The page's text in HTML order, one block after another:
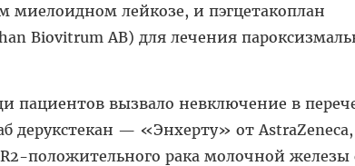
миелоидном лейкозе, и пэгцетакоплан
Biovitrum АВ) для лечения
пациентов вызвало невключение в
дерукстекан — «Энхерту» от
положительного рака молочной железы